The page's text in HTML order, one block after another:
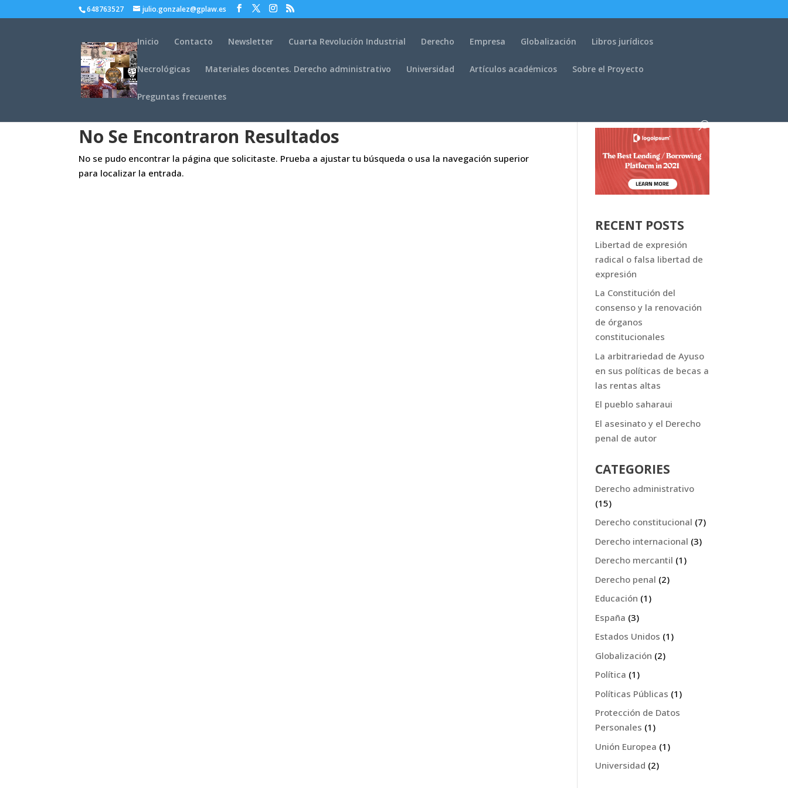
648763527 julio.gonzalez@gplaw.es
Inicio Contacto Newsletter Cuarta Revolución Industrial Derecho Empresa Globalización Libros jurídicos
Necrológicas Materiales docentes. Derecho administrativo Universidad Artículos académicos Sobre el Proyecto
Preguntas frecuentes
No Se Encontraron Resultados
No se pudo encontrar la página que solicitaste. Prueba a ajustar tu búsqueda o usa la navegación superior
para localizar la entrada.
RECENT POSTS
Libertad de expresión
radical o falsa libertad de
expresión
La Constitución del
consenso y la renovación
de órganos
constitucionales
La arbitrariedad de Ayuso
en sus políticas de becas a
las rentas altas
El pueblo saharaui
El asesinato y el Derecho
penal de autor
CATEGORIES
Derecho administrativo
(15)
Derecho constitucional (7)
Derecho internacional (3)
Derecho mercantil (1)
Derecho penal (2)
Educación (1)
España (3)
Estados Unidos (1)
Globalización (2)
Política (1)
Políticas Públicas (1)
Protección de Datos
Personales (1)
Unión Europea (1)
Universidad (2)